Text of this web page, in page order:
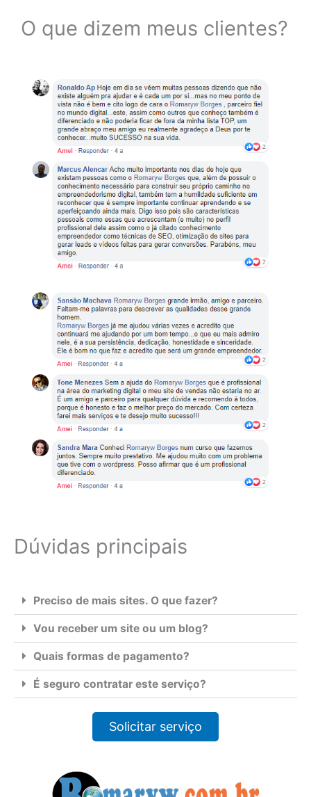
O que dizem meus clientes?
Dúvidas principais
Preciso de mais sites. O que fazer?
Vou receber um site ou um blog?
Quais formas de pagamento?
É seguro contratar este serviço?
Solicitar serviço